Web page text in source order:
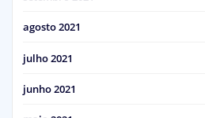
agosto 2021
julho 2021
junho 2021